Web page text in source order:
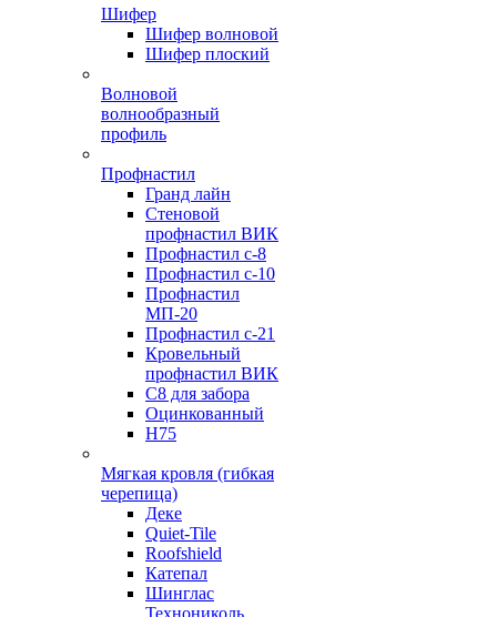
Шифер
Шифер волновой
Шифер плоский
Волновой
волнообразный
профиль
Профнастил
Гранд лайн
Стеновой
профнастил ВИК
Профнастил с-8
Профнастил с-10
Профнастил
МП-20
Профнастил с-21
Кровельный
профнастил ВИК
С8 для забора
Оцинкованный
Н75
Мягкая кровля (гибкая
черепица)
Деке
Quiet-Tile
Roofshield
Катепал
Шинглас
Технониколь